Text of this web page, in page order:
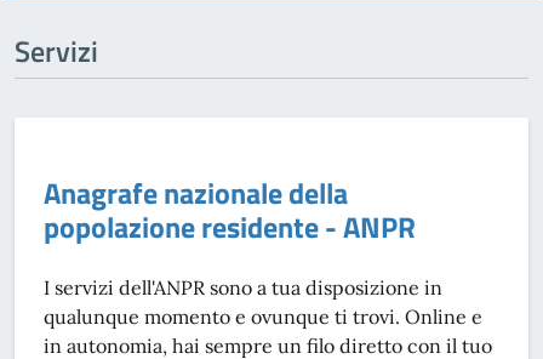
Servizi
Anagrafe nazionale della
popolazione residente - ANPR
I servizi dell'ANPR sono a tua disposizione in
qualunque momento e ovunque ti trovi. Online e
in autonomia, hai sempre un filo diretto con il tuo